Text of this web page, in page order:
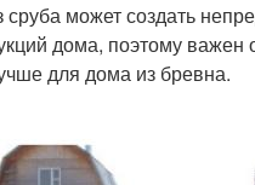
может создать
дома, поэтому
для дома из бревна.